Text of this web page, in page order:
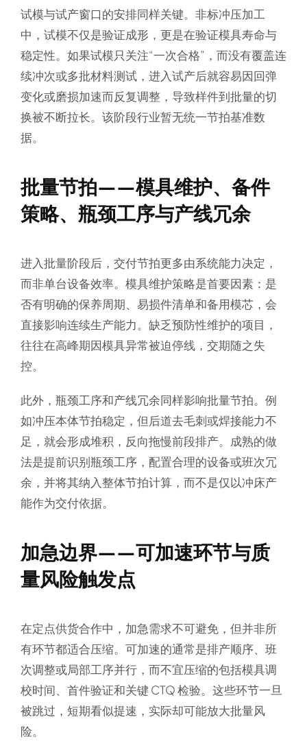
试模与试产窗口的安排同样关键。非标冲压加工
中，试模不仅是验证成形，更是在验证模具寿命与
稳定性。如果试模只关注“一次合格”，而没有覆盖连
续冲次或多批材料测试，进入试产后就容易因回弹
变化或磨损加速而反复调整，导致样件到批量的切
换被不断拉长。该阶段行业暂无统一节拍基准数
据。
批量节拍——模具维护、备件
策略、瓶颈工序与产线冗余
进入批量阶段后，交付节拍更多由系统能力决定，
而非单台设备效率。模具维护策略是首要因素：是
否有明确的保养周期、易损件清单和备用模芯，会
直接影响连续生产能力。缺乏预防性维护的项目，
往往在高峰期因模具异常被迫停线，交期随之失
控。
此外，瓶颈工序和产线冗余同样影响批量节拍。例
如冲压本体节拍稳定，但后道去毛刺或焊接能力不
足，就会形成堆积，反向拖慢前段排产。成熟的做
法是提前识别瓶颈工序，配置合理的设备或班次冗
余，并将其纳入整体节拍计算，而不是仅以冲床产
能作为交付依据。
加急边界——可加速环节与质
量风险触发点
在定点供货合作中，加急需求不可避免，但并非所
有环节都适合压缩。可加速的通常是排产顺序、班
次调整或局部工序并行，而不宜压缩的包括模具调
校时间、首件验证和关键 CTQ 检验。这些环节一旦
被跳过，短期看似提速，实际却可能放大批量风
险。